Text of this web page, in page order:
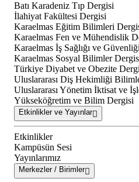
Batı Karadeniz Tıp Dergisi
İlahiyat Fakültesi Dergisi
Karaelmas Eğitim Bilimleri
Karaelmas Fen ve Mühendislik
Karaelmas İş Sağlığı ve
Karaelmas Sosyal Bilimler
Türkiye Diyabet ve Obezite
Uluslararası Diş Hekimliği
Uluslararası Yönetim İktisat ve
Yükseköğretim ve Bilim Dergisi
Etkinlikler ve Yayınlar
Etkinlikler
Kampüsün Sesi
Yayınlarımız
Merkezler / Birimler